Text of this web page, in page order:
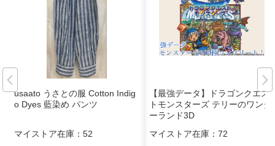
usaato うさとの服 Cotton Indig
o Dyes 藍染め パンツ
マイストア在庫： 52
【最強データ】ドラゴンクエス
トモンスターズ テリーのワンダ
ーランド3D
マイストア在庫： 72